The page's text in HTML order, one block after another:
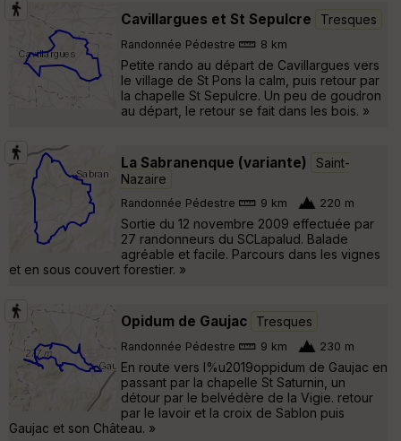
Cavillargues et St Sepulcre Tresques
Randonnée Pédestre 8 km
Petite rando au départ de Cavillargues vers
le village de St Pons la calm, puis retour par
la chapelle St Sepulcre. Un peu de goudron
au départ, le retour se fait dans les bois. »
La Sabranenque (variante)
Saint-
Nazaire
Randonnée Pédestre 9 km 220 m
Sortie du 12 novembre 2009 effectuée par
27 randonneurs du SCLapalud. Balade
agréable et facile. Parcours dans les vignes
et en sous couvert forestier. »
Opidum de Gaujac Tresques
Randonnée Pédestre 9 km 230 m
En route vers l%u2019oppidum de Gaujac en
passant par la chapelle St Saturnin, un
détour par le belvédère de la Vigie. retour
par le lavoir et la croix de Sablon puis
Gaujac et son Château. »